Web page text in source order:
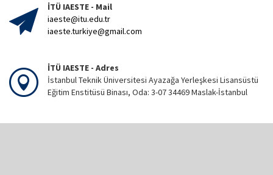
İTÜ IAESTE - Mail
iaeste@itu.edu.tr
iaeste.turkiye@gmail.com
İTÜ IAESTE - Adres
İstanbul Teknik Üniversitesi Ayazağa Yerleşkesi Lisansüstü
Eğitim Enstitüsü Binası, Oda: 3-07 34469 Maslak-İstanbul